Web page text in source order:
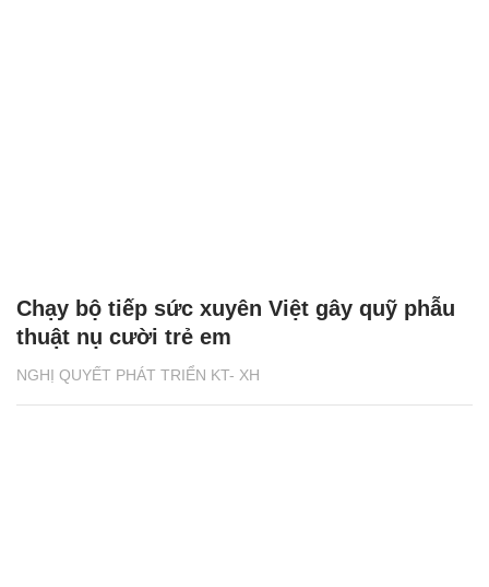
NGHỊ QUYẾT PHÁT TRIỂN KT- XH
Chạy bộ tiếp sức xuyên Việt gây quỹ phẫu
thuật nụ cười trẻ em